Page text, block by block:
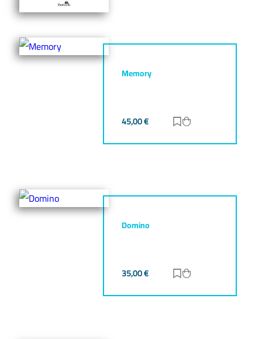
Memory
45,00€ Zur Merkliste
Domino
35,00€ Zur Merkliste